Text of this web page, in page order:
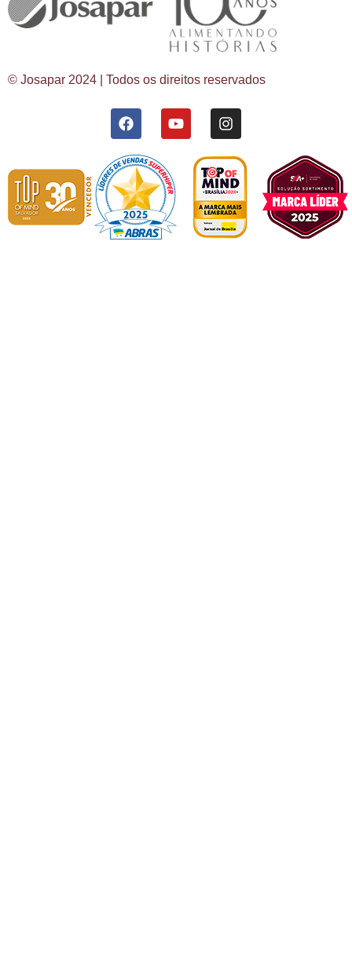
© Josapar 2024 | Todos os direitos reservados